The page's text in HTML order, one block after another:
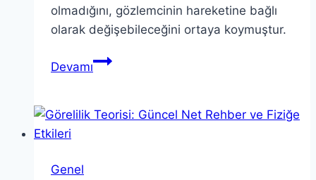
olmadığını, gözlemcinin hareketine bağlı
olarak değişebileceğini ortaya koymuştur.
DevamıGörelilik
En
Genel